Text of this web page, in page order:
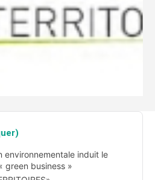
environnementale induit le
green business »